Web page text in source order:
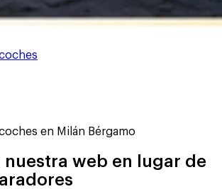
en Milán Bérgamo
nuestra web en lugar de